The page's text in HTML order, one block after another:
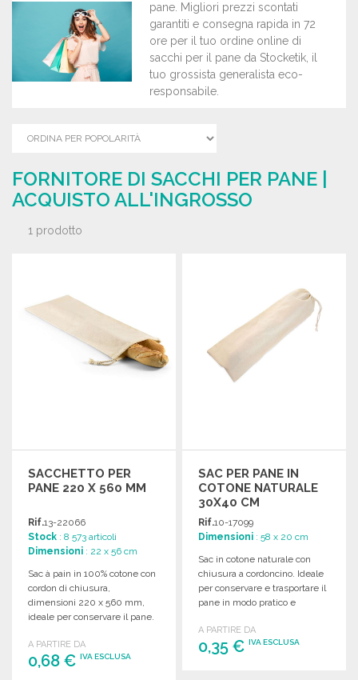
pane. Migliori prezzi scontati
garantiti e consegna rapida in 72
ore per il tuo ordine online di
sacchi per il pane da Stocketik, il
tuo grossista generalista eco-
responsabile.
FORNITORE DI SACCHI PER PANE |
ACQUISTO ALL'INGROSSO
1 prodotto
SACCHETTO PER
PANE 220 X 560 MM
Rif.13-22066
Stock : 8 573 articoli
Dimensioni : 22 x 56 cm
Sac à pain in 100% cotone con
cordon di chiusura,
dimensioni 220 x 560 mm,
ideale per conservare il pane.
A PARTIRE DA
0,68 € IVA ESCLUSA
SAC PER PANE IN
COTONE NATURALE
30X40 CM
Rif.10-17099
Dimensioni : 58 x 20 cm
Sac in cotone naturale con
chiusura a cordoncino. Ideale
per conservare e trasportare il
pane in modo pratico e
A PARTIRE DA
0,35 €IVA ESCLUSA